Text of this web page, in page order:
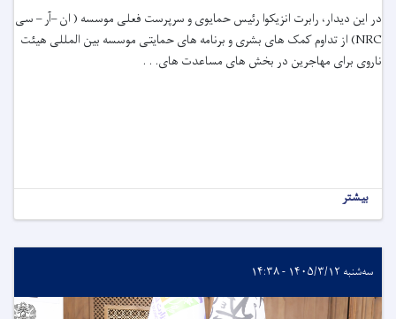
در این دیدار، رابرت انزیکوا رئیس حمایوی و سرپرست فعلی موسسه ( ان –آر – سی
NRC) از تداوم کمک های بشری و برنامه های حمایتی موسسه بین المللی هیئت
ناروی برای مهاجرین در بخش های مساعدت های. . .
بیشتر
سه‌شنبه ۱۴۰۵/۳/۱۲ - ۱۴:۳۸